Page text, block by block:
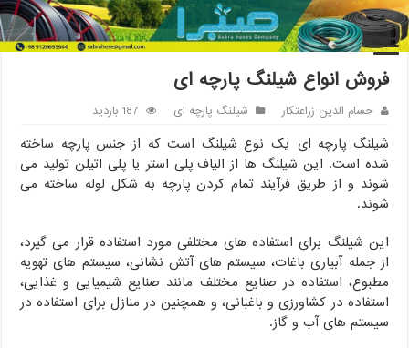
خانه / شیلنگ پارچه ای / فروش انواع شیلنگ پارچه ای
فروش انواع شیلنگ پارچه ای
حسام الدین زراعتکار شیلنگ پارچه ای 187 بازدید
شیلنگ پارچه ای یک نوع شیلنگ است که از جنس پارچه ساخته
شده است. این شیلنگ ها از الیاف پلی استر یا پلی اتیلن تولید می
شوند و از طریق فرآیند تمام کردن پارچه به شکل لوله ساخته می
شوند.
این شیلنگ برای استفاده های مختلفی مورد استفاده قرار می گیرد،
از جمله آبیاری باغات، سیستم های آتش نشانی، سیستم های تهویه
مطبوع، استفاده در صنایع مختلف مانند صنایع شیمیایی و غذایی،
استفاده در کشاورزی و باغبانی، و همچنین در منازل برای استفاده در
سیستم های آب و گاز.